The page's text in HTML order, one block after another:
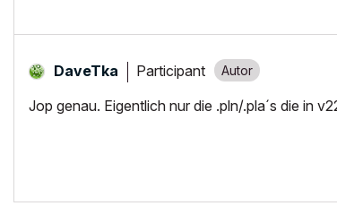
DaveTka Participant
Jop genau. Eigentlich nur die .pln/.pla´s die in